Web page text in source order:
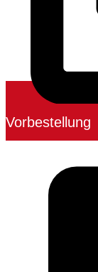
Vorbestellung